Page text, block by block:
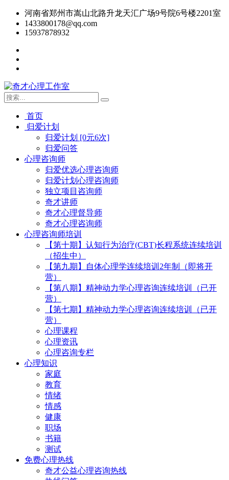
河南省郑州市嵩山北路升龙天汇广场9号院6号楼2201室
1433800178@qq.com
15937878932
首页
归爱计划
归爱计划 [0元6次]
归爱问答
心理咨询师
归爱优选心理咨询师
归爱计划心理咨询师
独立项目咨询师
奇才讲师
奇才心理督导师
奇才心理咨询师
心理咨询师培训
【第十期】认知行为治疗(CBT)长程系统连续培训
（招生中）
【第九期】自体心理学连续培训2年制（即将开
营）
【第八期】精神动力学心理咨询连续培训（已开
营）
【第七期】精神动力学心理咨询连续培训（已开
营）
心理课程
心理资讯
心理咨询专栏
心理知识
家庭
教育
情绪
情感
健康
职场
书籍
测试
免费心理热线
奇才公益心理咨询热线